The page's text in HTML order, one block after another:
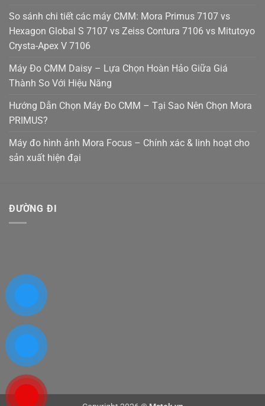
So sánh chi tiết các máy CMM: Mora Primus 7107 vs
Hexagon Global S 7107 vs Zeiss Contura 7106 vs Mitutoyo
Crysta-Apex V 7106
Máy Đo CMM Daisy – Lựa Chọn Hoàn Hảo Giữa Giá
Thành So Với Hiệu Năng
Hướng Dẫn Chọn Máy Đo CMM – Tại Sao Nên Chọn Mora
PRIMUS?
Máy đo hình ảnh Mora Focus – Chính xác & linh hoạt cho
sản xuất hiện đại
ĐƯỜNG ĐI